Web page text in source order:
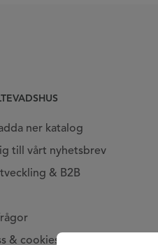
ner katalog
till vårt nyhetsbrev
& B2B
& cookies